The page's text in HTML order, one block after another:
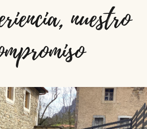
nuestro